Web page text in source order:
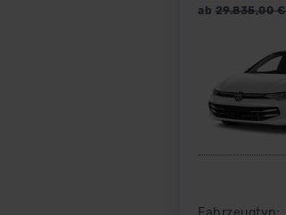
ab 29.835,00€